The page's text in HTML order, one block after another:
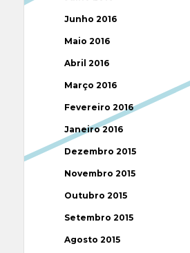
Junho 2016
Maio 2016
Abril 2016
Março 2016
Fevereiro 2016
Janeiro 2016
Dezembro 2015
Novembro 2015
Outubro 2015
Setembro 2015
Agosto 2015